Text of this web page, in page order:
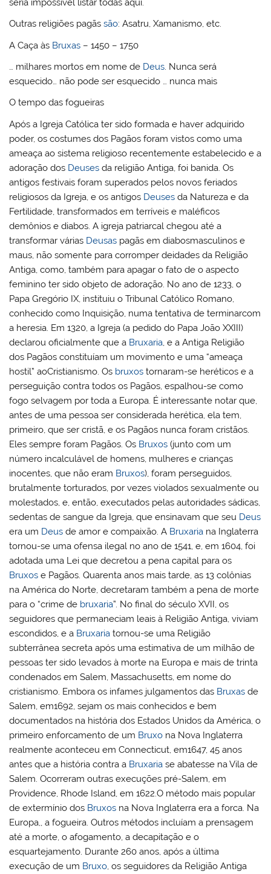
seria impossível listar todas aqui.
Outras religiões pagãssão: Asatru, Xamanismo, etc.
A Caça às Bruxas – 1450 – 1750
… milhares mortos em nome de Deus. Nunca será
esquecido… não pode ser esquecido … nunca mais
O tempo das fogueiras
Após a Igreja Católica ter sido formada e haver adquirido
poder, os costumes dos Pagãos foram vistos como uma
ameaça ao sistema religioso recentemente estabelecido e a
adoração dos Deuses da religião Antiga, foi banida. Os
antigos festivais foram superados pelos novos feriados
religiosos da Igreja, e os antigos Deuses da Natureza e da
Fertilidade, transformados em terríveis e maléficos
demônios e diabos. A igreja patriarcal chegou até a
transformar várias Deusas pagãs em diabosmasculinos e
maus, não somente para corromper deidades da Religião
Antiga, como, também para apagar o fato de o aspecto
feminino ter sido objeto de adoração. No ano de 1233, o
Papa Gregório IX, instituiu o Tribunal Católico Romano,
conhecido como Inquisição, numa tentativa de terminarcom
a heresia. Em 1320, a Igreja (a pedido do Papa João XXIII)
declarou oficialmente que a Bruxaria, e a Antiga Religião
dos Pagãos constituíam um movimento e uma “ameaça
hostil” aoCristianismo. Os bruxos tornaram-se heréticos e a
perseguição contra todos os Pagãos, espalhou-se como
fogo selvagem por toda a Europa. É interessante notar que,
antes de uma pessoa ser considerada herética, ela tem,
primeiro, que ser cristã, e os Pagãos nunca foram cristãos.
Eles sempre foram Pagãos. Os Bruxos (junto com um
número incalculável de homens, mulheres e crianças
inocentes, que não eram Bruxos), foram perseguidos,
brutalmente torturados, por vezes violados sexualmente ou
molestados, e, então, executados pelas autoridades sádicas,
sedentas de sangue da Igreja, que ensinavam que seu Deus
era um Deus de amor e compaixão. A Bruxaria na Inglaterra
tornou-se uma ofensa ilegal no ano de 1541, e, em 1604, foi
adotada uma Lei que decretou a pena capital para os
Bruxos e Pagãos. Quarenta anos mais tarde, as 13 colônias
na América do Norte, decretaram também a pena de morte
para o “crime de bruxaria”. No final do século XVII, os
seguidores que permaneciam leais à Religião Antiga, viviam
escondidos, e a Bruxaria tornou-se uma Religião
subterrânea secreta após uma estimativa de um milhão de
pessoas ter sido levados à morte na Europa e mais de trinta
condenados em Salem, Massachusetts, em nome do
cristianismo. Embora os infames julgamentos das Bruxas de
Salem, em1692, sejam os mais conhecidos e bem
documentados na história dos Estados Unidos da América, o
primeiro enforcamento de um Bruxo na Nova Inglaterra
realmente aconteceu em Connecticut, em1647, 45 anos
antes que a história contra a Bruxaria se abatesse na Vila de
Salem. Ocorreram outras execuções pré-Salem, em
Providence, Rhode Island, em 1622.O método mais popular
de extermínio dos Bruxos na Nova Inglaterra era a forca. Na
Europa,, a fogueira. Outros métodos incluíam a prensagem
até a morte, o afogamento, a decapitação e o
esquartejamento. Durante 260 anos, após a última
execução de um Bruxo, os seguidores da Religião Antiga